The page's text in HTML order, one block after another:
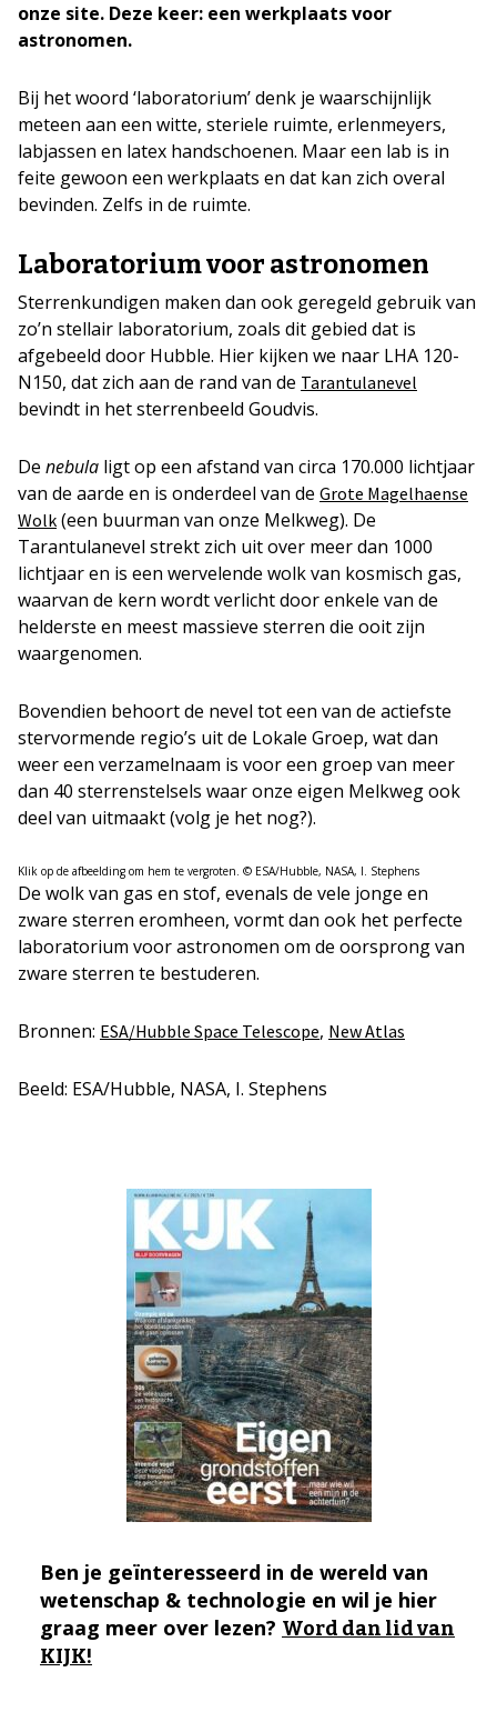
onze site. Deze keer: een werkplaats voor
astronomen.
Bij het woord ‘laboratorium’ denk je waarschijnlijk
meteen aan een witte, steriele ruimte, erlenmeyers,
labjassen en latex handschoenen. Maar een lab is in
feite gewoon een werkplaats en dat kan zich overal
bevinden. Zelfs in de ruimte.
Laboratorium voor astronomen
Sterrenkundigen maken dan ook geregeld gebruik van
zo’n stellair laboratorium, zoals dit gebied dat is
afgebeeld door Hubble. Hier kijken we naar LHA 120-
N150, dat zich aan de rand van de Tarantulanevel
bevindt in het sterrenbeeld Goudvis.
De nebula ligt op een afstand van circa 170.000 lichtjaar
van de aarde en is onderdeel van de Grote Magelhaense
Wolk (een buurman van onze Melkweg). De
Tarantulanevel strekt zich uit over meer dan 1000
lichtjaar en is een wervelende wolk van kosmisch gas,
waarvan de kern wordt verlicht door enkele van de
helderste en meest massieve sterren die ooit zijn
waargenomen.
Bovendien behoort de nevel tot een van de actiefste
stervormende regio’s uit de Lokale Groep, wat dan
weer een verzamelnaam is voor een groep van meer
dan 40 sterrenstelsels waar onze eigen Melkweg ook
deel van uitmaakt (volg je het nog?).
Klik op de afbeelding om hem te vergroten. © ESA/Hubble, NASA, I. Stephens
De wolk van gas en stof, evenals de vele jonge en
zware sterren eromheen, vormt dan ook het perfecte
laboratorium voor astronomen om de oorsprong van
zware sterren te bestuderen.
Bronnen: ESA/Hubble Space Telescope, New Atlas
Beeld: ESA/Hubble, NASA, I. Stephens
Ben je geïnteresseerd in de wereld van
wetenschap & technologie en wil je hier
graag meer over lezen? Word dan lid van
KIJK!